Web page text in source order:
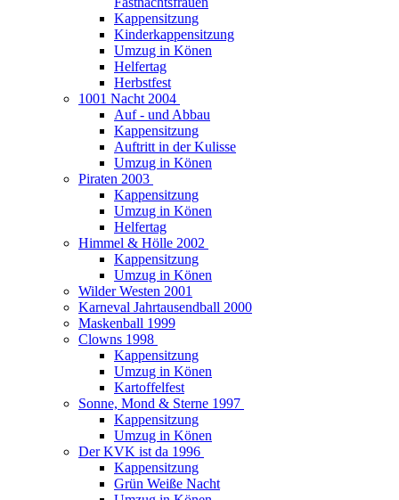
Kappensitzung
Kinderkappensitzung
Umzug in Könen
Helfertag
Herbstfest
1001 Nacht 2004
Auf - und Abbau
Kappensitzung
Auftritt in der Kulisse
Umzug in Könen
Piraten 2003
Kappensitzung
Umzug in Könen
Helfertag
Himmel & Hölle 2002
Kappensitzung
Umzug in Könen
Wilder Westen 2001
Karneval Jahrtausendball 2000
Maskenball 1999
Clowns 1998
Kappensitzung
Umzug in Könen
Kartoffelfest
Sonne, Mond & Sterne 1997
Kappensitzung
Umzug in Könen
Der KVK ist da 1996
Kappensitzung
Grün Weiße Nacht